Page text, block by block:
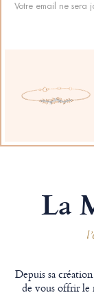
Votre email ne sera
La
Depuis sa
de vous offrir le